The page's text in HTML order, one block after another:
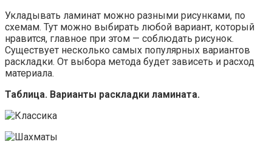
Укладывать ламинат можно разными рисунками, по
схемам. Тут можно выбирать любой вариант, который
нравится, главное при этом — соблюдать рисунок.
Существует несколько самых популярных вариантов
раскладки. От выбора метода будет зависеть и расход
материала.
Таблица. Варианты раскладки ламината.